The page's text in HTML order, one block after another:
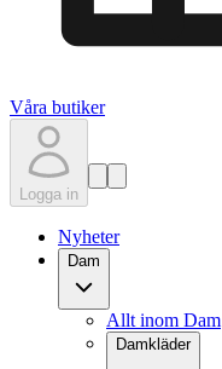
Våra butiker
Logga in
Nyheter
Dam
Allt inom Dam
Damkläder